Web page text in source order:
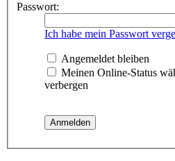
Passwort:
Ich habe mein Passwort
Angemeldet bleiben
Meinen Online-Status
verbergen